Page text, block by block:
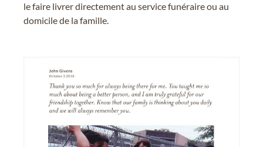
le faire livrer directement au service funéraire ou au
domicile de la famille.